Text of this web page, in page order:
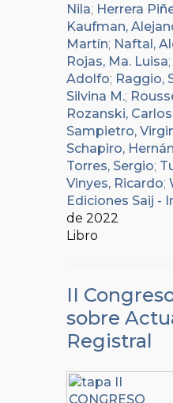
Nila; Herrera
Kaufman,
Martín; Naftal,
Rojas, Ma. Luisa;
Adolfo; Raggio,
Silvina M.;
Rozanski, Carlos
Sampietro,
Schapiro,
Torres, Sergio;
Vinyes, Ricardo;
Ediciones Saij -
de 2022
Libro
II
sobre
Registral